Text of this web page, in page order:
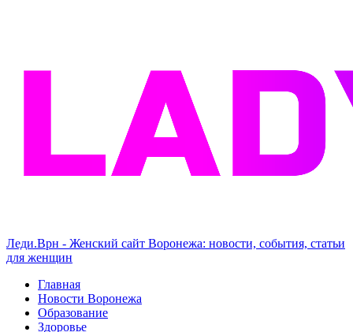
Леди.Врн - Женский сайт Воронежа: новости, события, статьи
для женщин
Главная
Новости Воронежа
Образование
Здоровье